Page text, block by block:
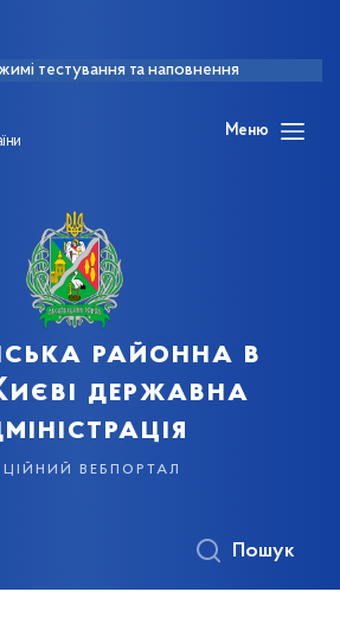
тестування та наповнення
Меню
районна в
державна
вебпортал
Пошук